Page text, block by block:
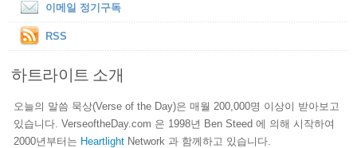
이메일 정기구독
RSS
하트라이트 소개
오늘의 말씀 묵상(Verse of the Day)은 매월 200,000명 이상이 받아보고
있습니다. VerseoftheDay.com 은 1998년 Ben Steed 에 의해 시작하여
2000년부터는 Heartlight Network 과 함께하고 있습니다.